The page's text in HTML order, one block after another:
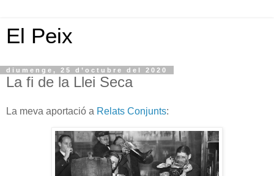
El Peix
diumenge, 25 d’octubre del 2020
La fi de la Llei Seca
La meva aportació a Relats Conjunts: